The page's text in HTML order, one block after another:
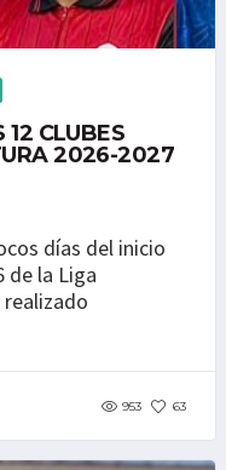
12 CLUBES
2026-2027
días del inicio
de la Liga
953 63